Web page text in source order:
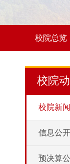
校院总览
校院
校院新闻
信息公开
预决算